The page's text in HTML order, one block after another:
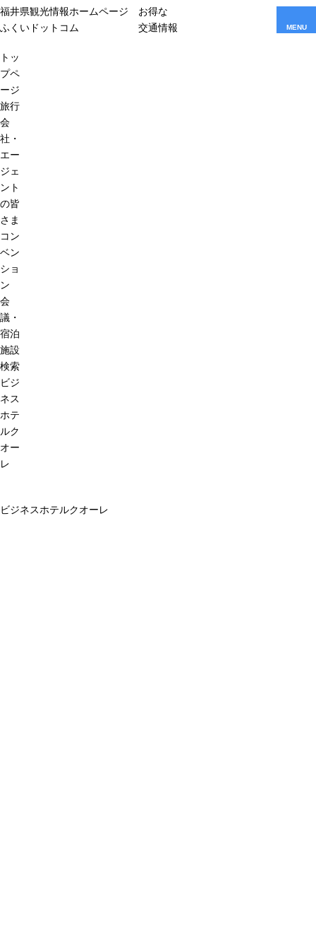
福井県観光情報ホームページ
ふくいドットコム
お得な
交通情報
MENU
トッ
プペ
ージ
旅行
会
社・
エー
ジェ
ント
の皆
さま
コン
ベン
ショ
ン
会
議・
宿泊
施設
検索
ビジ
ネス
ホテ
ルク
オー
レ
ビジネスホテルクオーレ